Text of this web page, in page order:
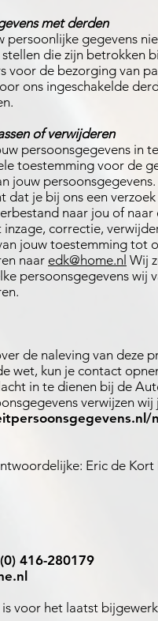
met derden
persoonlijke gegevens
die zijn betrokken
voor de bezorging van
ons ingeschakelde
of verwijderen
persoonsgegevens in
toestemming voor de
jouw
dat je bij ons een
naar jou of
correctie,
jouw toestemming tot
naar edk@home.nl Wij
persoonsgegevens wij
de naleving van deze
wet, kun je contact
in te dienen bij de
verwijzen wij
nl
Eric de Kort
416-280179
voor het laatst